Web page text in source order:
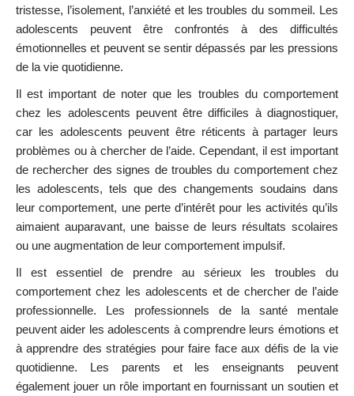
tristesse, l’isolement, l’anxiété et les troubles du sommeil. Les
adolescents peuvent être confrontés à des difficultés
émotionnelles et peuvent se sentir dépassés par les pressions
de la vie quotidienne.
Il est important de noter que les troubles du comportement
chez les adolescents peuvent être difficiles à diagnostiquer,
car les adolescents peuvent être réticents à partager leurs
problèmes ou à chercher de l’aide. Cependant, il est important
de rechercher des signes de troubles du comportement chez
les adolescents, tels que des changements soudains dans
leur comportement, une perte d’intérêt pour les activités qu’ils
aimaient auparavant, une baisse de leurs résultats scolaires
ou une augmentation de leur comportement impulsif.
Il est essentiel de prendre au sérieux les troubles du
comportement chez les adolescents et de chercher de l’aide
professionnelle. Les professionnels de la santé mentale
peuvent aider les adolescents à comprendre leurs émotions et
à apprendre des stratégies pour faire face aux défis de la vie
quotidienne. Les parents et les enseignants peuvent
également jouer un rôle important en fournissant un soutien et